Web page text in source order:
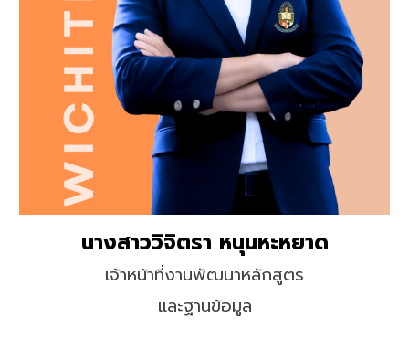
นางสาววิจิตรา หนุนหะหยาด
เจ้าหน้าที่งานพัฒนาหลักสูตร
และฐานข้อมูล